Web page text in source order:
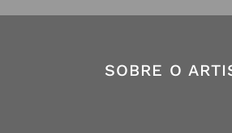
SOBRE O